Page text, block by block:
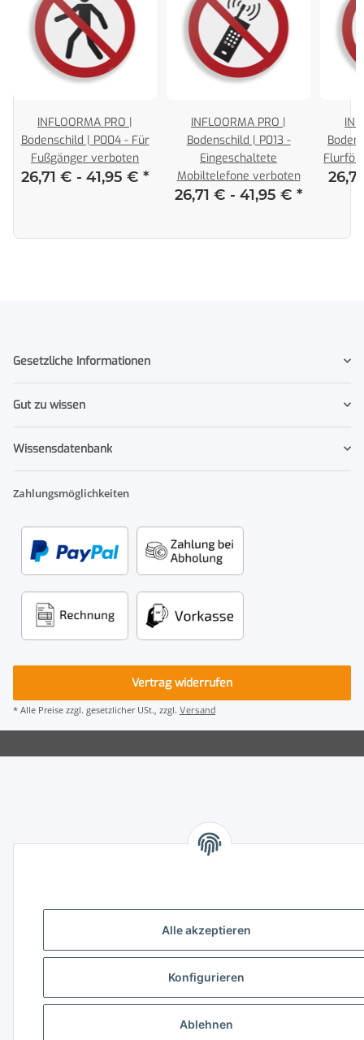
Alle akzeptieren
Konfigurieren
Ablehnen
INFLOORMA PRO |
Bodenschild | P004 - Für
Fußgänger verboten
26,71 € - 41,95 € *
INFLOORMA PRO |
Bodenschild | P013 -
Eingeschaltete
Mobiltelefone verboten
26,71 € - 41,95 € *
Gesetzliche Informationen
Gut zu wissen
Wissensdatenbank
Zahlungsmöglichkeiten
Vertrag widerrufen
* Alle Preise zzgl. gesetzlicher USt., zzgl. Versand